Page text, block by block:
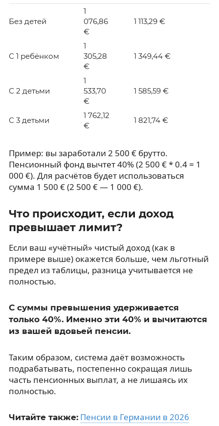
Без детей
1
076,86
€
1 113,29 €
С 1 ребёнком
1
305,28
€
1 349,44 €
С 2 детьми
1
533,70
€
1 585,59 €
С 3 детьми
1 762,12
€
1 821,74 €
Пример: вы заработали 2 500 € брутто.
Пенсионный фонд вычтет 40% (2 500 € * 0.4 = 1
000 €). Для расчётов будет использоваться
сумма 1 500 € (2 500 € — 1 000 €).
Что происходит, если доход
превышает лимит?
Если ваш «учётный» чистый доход (как в
примере выше) окажется больше, чем льготный
предел из таблицы, разница учитывается не
полностью.
С суммы превышения удерживается
только 40%. Именно эти 40% и вычитаются
из вашей вдовьей пенсии.
Таким образом, система даёт возможность
подрабатывать, постепенно сокращая лишь
часть пенсионных выплат, а не лишаясь их
полностью.
Читайте также: Пенсии в Германии в 2026